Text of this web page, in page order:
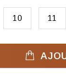
10 11